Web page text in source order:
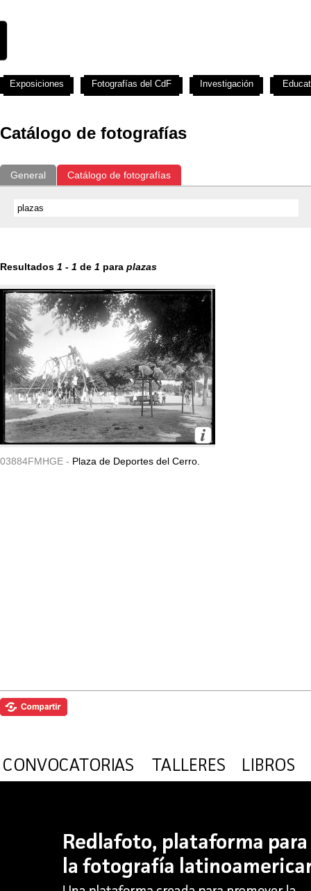
Catálogo de fotografías
General Catálogo de fotografías
Resultados 1 - 1 de 1 para plazas
03884FMHGE - Plaza de Deportes del Cerro.
Exposiciones Fotografías del CdF Investigación